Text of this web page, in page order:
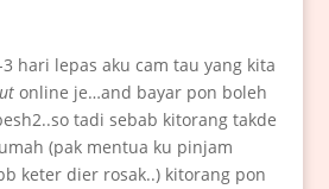
hari lepas aku cam tau yang kita
online je…and bayar pon boleh
tadi sebab kitorang takde
(pak mentua ku pinjam
keter dier rosak..) kitorang pon